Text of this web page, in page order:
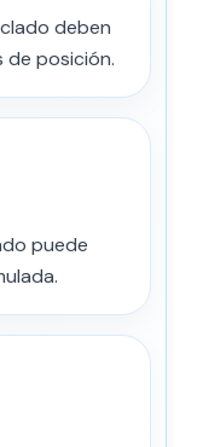
deben
posición.
puede